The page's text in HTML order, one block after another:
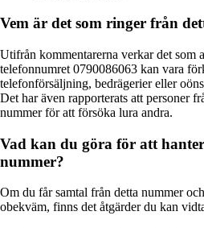
Vem är det som ringer från
Utifrån kommentarerna verkar det som
telefonnumret 0790086063 kan vara
telefonförsäljning, bedrägerier eller
Det har även rapporterats att personer
nummer för att försöka lura andra.
Vad kan du göra för att
nummer?
Om du får samtal från detta nummer
obekväm, finns det åtgärder du kan